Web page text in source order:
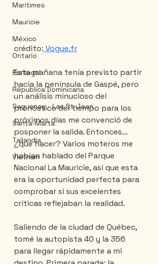
Maritimes
Mauricie
México
Ontario
Portugal
Républica Dominicana
Saguenay - Lac St-Jean
Santa-Marta
Tailandia
Vietnam
crédito: Vogue.fr
Esta mañana tenía previsto partir
hacia la península de Gaspé, pero
un análisis minucioso del
pronóstico del tiempo para los
próximos días me convenció de
posponer la salida. Entonces…
¿qué hacer? Varios moteros me
habían hablado del Parque
Nacional La Mauricie, así que esta
era la oportunidad perfecta para
comprobar si sus excelentes
críticas reflejaban la realidad.
Saliendo de la ciudad de Québec,
tomé la autopista 40 y la 356
para llegar rápidamente a mi